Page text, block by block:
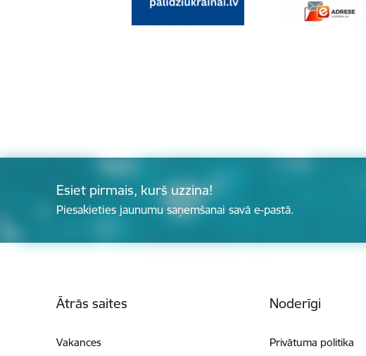
Esiet pirmais, kurš uzzina!
Piesakieties jaunumu saņemšanai savā e-pastā.
Ātrās saites
Vakances
Noderīgi
Privātuma politika